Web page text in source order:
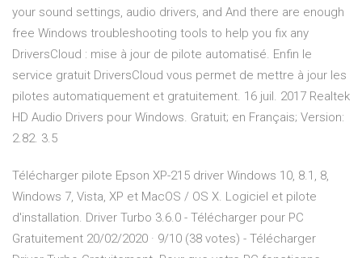
your sound settings, audio drivers, and And there are enough
free Windows troubleshooting tools to help you fix any
DriversCloud : mise à jour de pilote automatisé. Enfin le
service gratuit DriversCloud vous permet de mettre à jour les
pilotes automatiquement et gratuitement. 16 juil. 2017 Realtek
HD Audio Drivers pour Windows. Gratuit; en Français; Version:
2.82. 3.5
Télécharger pilote Epson XP-215 driver Windows 10, 8.1, 8,
Windows 7, Vista, XP et MacOS / OS X. Logiciel et pilote
d'installation. Driver Turbo 3.6.0 - Télécharger pour PC
Gratuitement 20/02/2020 · 9/10 (38 votes) - Télécharger